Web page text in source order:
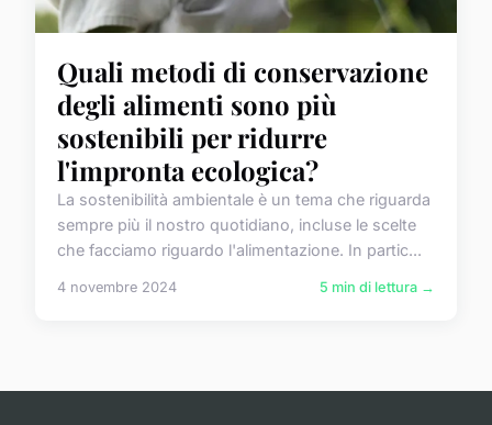
Quali metodi di conservazione
degli alimenti sono più
sostenibili per ridurre
l'impronta ecologica?
La sostenibilità ambientale è un tema che riguarda
sempre più il nostro quotidiano, incluse le scelte
che facciamo riguardo l'alimentazione. In partic...
4 novembre 2024 5 min di lettura →